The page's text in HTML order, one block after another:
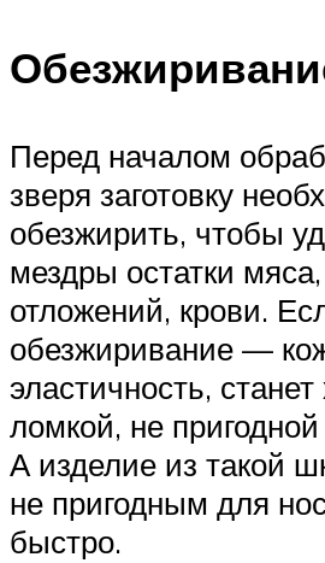
Перед началом
зверя заготовку
обезжирить, чтобы
мездры остатки
отложений, крови.
обезжиривание —
эластичность,
ломкой, не
А изделие из такой
не пригодным для
быстро.